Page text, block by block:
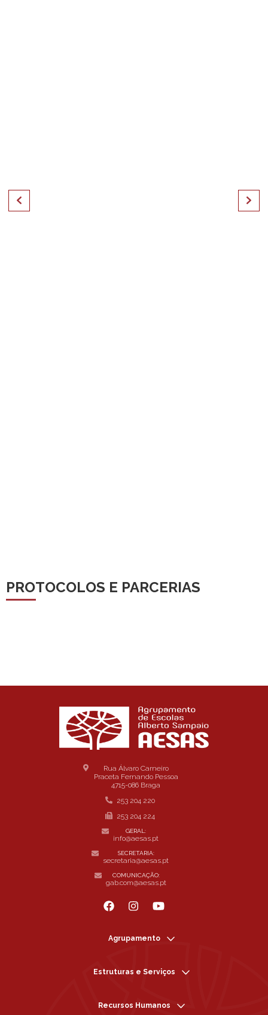
PROTOCOLOS E PARCERIAS
Rua Álvaro Carneiro
Praceta Fernando Pessoa
4715-086 Braga
253 204 220
253 204 224
GERAL:
info@aesas.pt
SECRETARIA:
secretaria@aesas.pt
COMUNICAÇÃO:
gab.com@aesas.pt
Agrupamento
Estruturas e Serviços
Recursos Humanos